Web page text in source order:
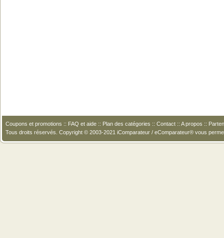
Coupons et promotions :: FAQ et aide :: Plan des catégories :: Contact :: A propos ::
Tous droits réservés. Copyright © 2003-2021 iComparateur / eComparateur® vous